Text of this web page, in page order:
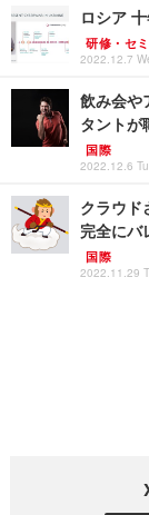
ロシア
研修・セ
2022.12.7
飲み会や
タントが
国際
2022.12.6
クラウド
完全にバ
国際
2022.11.29